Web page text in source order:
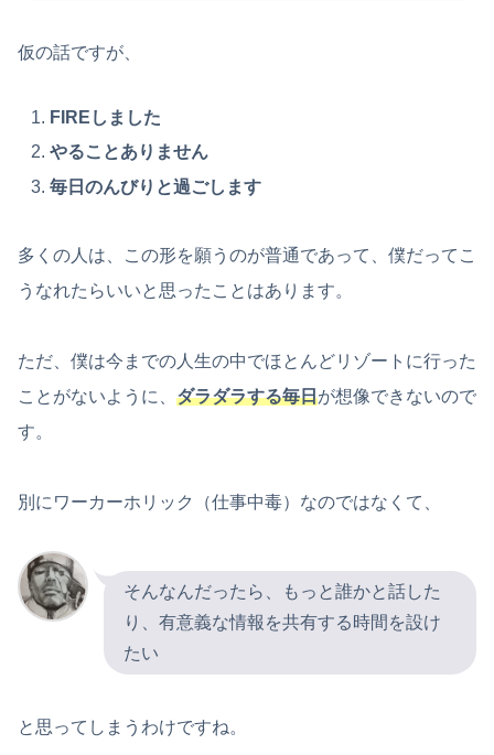
仮の話ですが、
FIREしました
やることありません
毎日のんびりと過ごします
多くの人は、この形を願うのが普通であって、僕だってこ
うなれたらいいと思ったことはあります。
ただ、僕は今までの人生の中でほとんどリゾートに行った
ことがないように、 ダラダラする毎日が想像できないので
す。
別にワーカーホリック（仕事中毒）なのではなくて、
そんなんだったら、もっと誰かと話した
り、有意義な情報を共有する時間を設け
たい
と思ってしまうわけですね。